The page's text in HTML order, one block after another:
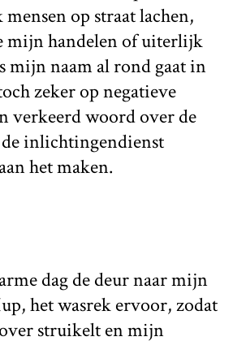
op straat lachen,
mijn handelen of uiterlijk
mijn naam al rond gaat in
zeker op negatieve
verkeerd woord over de
inlichtingendienst
het maken.
dag de deur naar mijn
het wasrek ervoor, zodat
struikelt en mijn